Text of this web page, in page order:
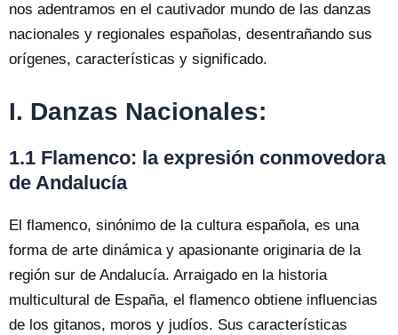
nos adentramos en el cautivador mundo de las danzas
nacionales y regionales españolas, desentrañando sus
orígenes, características y significado.
I. Danzas Nacionales:
1.1 Flamenco: la expresión conmovedora
de Andalucía
El flamenco, sinónimo de la cultura española, es una
forma de arte dinámica y apasionante originaria de la
región sur de Andalucía. Arraigado en la historia
multicultural de España, el flamenco obtiene influencias
de los gitanos, moros y judíos. Sus características